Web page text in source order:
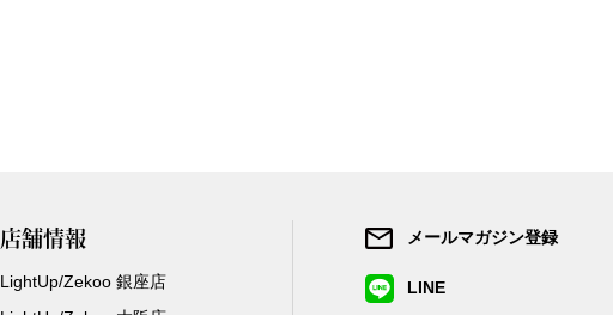
店舗情報
LightUp/Zekoo 銀座店
メールマガジン登録
LINE